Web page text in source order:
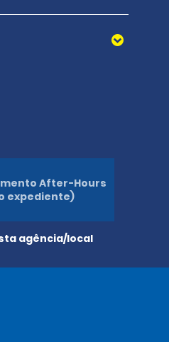
agência/local
After-Hours
expediente)